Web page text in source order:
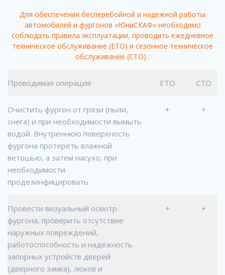
Для обеспечения бесперебойной и надежной работы
автомобилей и фургонов «ЮниСКАФ» необходимо
соблюдать правила эксплуатации, проводить ежедневное
техническое обслуживание (ЕТО) и сезонное техническое
обслуживание (СТО) :
Проводимая операция ЕТО СТО
Очистить фургон от грязи (пыли,
снега) и при необходимости вымыть
водой. Внутреннюю поверхность
фургона протереть влажной
ветошью, а затем насухо, при
необходимости
продезинфицировать.
+ +
Провести визуальный осмотр
фургона, проверить отсутствие
наружных повреждений,
работоспособность и надёжность
запорных устройств дверей
(дверного замка), люков и
+ +